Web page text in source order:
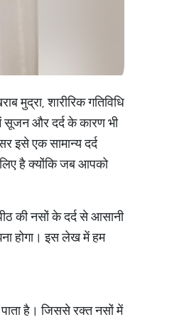
मुद्रा, शारीरिक गतिविधि
सूजन और दर्द के कारण भी
इसे एक सामान्य दर्द
है क्योंकि जब आपको
की नसों के दर्द से आसानी
होगा। इस लेख में हम
है। जिससे रक्त नसों में